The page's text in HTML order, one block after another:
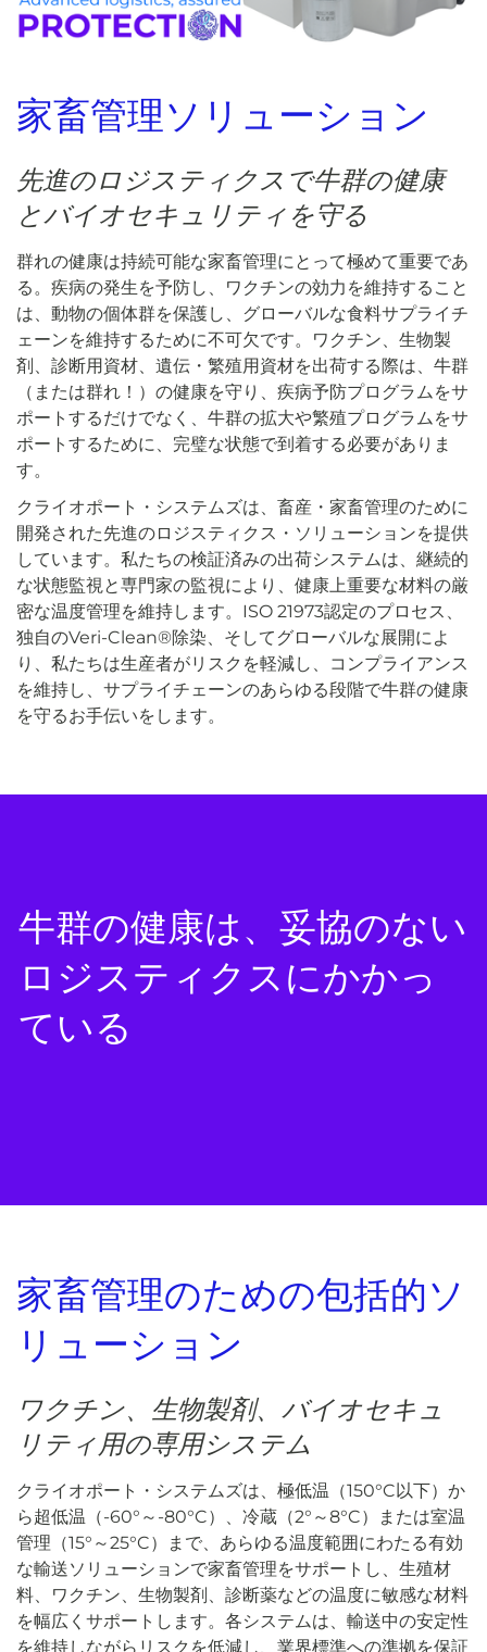
家畜管理ソリューション
先進のロジスティクスで牛群の健康
とバイオセキュリティを守る
群れの健康は持続可能な家畜管理にとって極めて重要であ
る。疾病の発生を予防し、ワクチンの効力を維持すること
は、動物の個体群を保護し、グローバルな食料サプライチ
ェーンを維持するために不可欠です。ワクチン、生物製
剤、診断用資材、遺伝・繁殖用資材を出荷する際は、牛群
（または群れ！）の健康を守り、疾病予防プログラムをサ
ポートするだけでなく、牛群の拡大や繁殖プログラムをサ
ポートするために、完璧な状態で到着する必要がありま
す。
クライオポート・システムズは、畜産・家畜管理のために
開発された先進のロジスティクス・ソリューションを提供
しています。私たちの検証済みの出荷システムは、継続的
な状態監視と専門家の監視により、健康上重要な材料の厳
密な温度管理を維持します。ISO 21973認定のプロセス、
独自のVeri-Clean®除染、そしてグローバルな展開によ
り、私たちは生産者がリスクを軽減し、コンプライアンス
を維持し、サプライチェーンのあらゆる段階で牛群の健康
を守るお手伝いをします。
牛群の健康は、妥協のない
ロジスティクスにかかっ
ている
家畜管理のための包括的ソ
リューション
ワクチン、生物製剤、バイオセキュ
リティ用の専用システム
クライオポート・システムズは、極低温（150°C以下）か
ら超低温（-60°～-80°C）、冷蔵（2°～8°C）または室温
管理（15°～25°C）まで、あらゆる温度範囲にわたる有効
な輸送ソリューションで家畜管理をサポートし、生殖材
料、ワクチン、生物製剤、診断薬などの温度に敏感な材料
を幅広くサポートします。各システムは、輸送中の安定性
を維持しながらリスクを低減し、業界標準への準拠を保証